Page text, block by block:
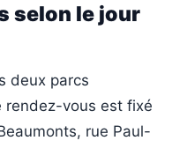
selon le jour
deux parcs
rendez-vous est fixé
rue Paul-